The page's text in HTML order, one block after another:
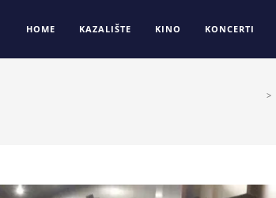
HOME KAZALIŠTE KINO KONCERTI
>